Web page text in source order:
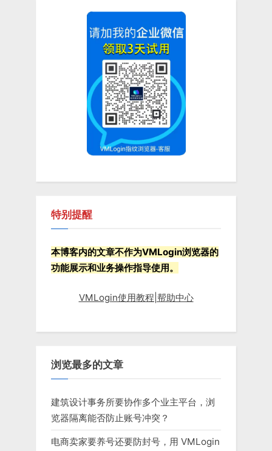
特别提醒
本博客内的文章不作为VMLogin浏览器的
功能展示和业务操作指导使用。
VMLogin使用教程|帮助中心
浏览最多的文章
建筑设计事务所要协作多个业主平台，浏
览器隔离能否防止账号冲突？
电商卖家要养号还要防封号，用 VMLogin